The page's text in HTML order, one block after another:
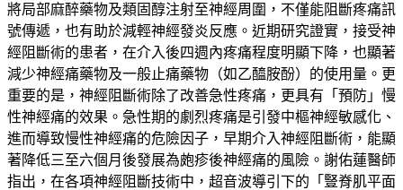
將局部麻醉藥物及類固醇注射至神經周圍，不僅能阻斷疼痛訊
號傳遞，也有助於減輕神經發炎反應。近期研究證實，接受神
經阻斷術的患者，在介入後四週內疼痛程度明顯下降，也顯著
減少神經痛藥物及一般止痛藥物（如乙醯胺酚）的使用量。更
重要的是，神經阻斷術除了改善急性疼痛，更具有「預防」慢
性神經痛的效果。急性期的劇烈疼痛是引發中樞神經敏感化、
進而導致慢性神經痛的危險因子，早期介入神經阻斷術，能顯
著降低三至六個月後發展為皰疹後神經痛的風險。謝佑蓮醫師
指出，在各項神經阻斷技術中，超音波導引下的「豎脊肌平面